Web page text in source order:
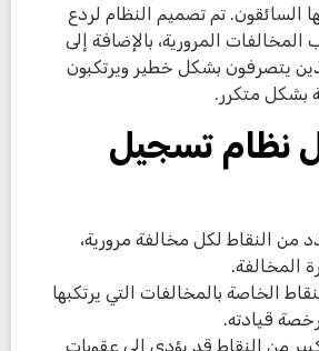
السائقون. تم تصميم النظام لردع
المخالفات المرورية، بالإضافة إلى
يتصرفون بشكل خطير ويرتكبون
بشكل متكرر.
نظام تسجيل
من النقاط لكل مخالفة مرورية،
المخالفة.
الخاصة بالمخالفات التي يرتكبها
قيادته.
من النقاط قد يؤدي إلى عقوبات